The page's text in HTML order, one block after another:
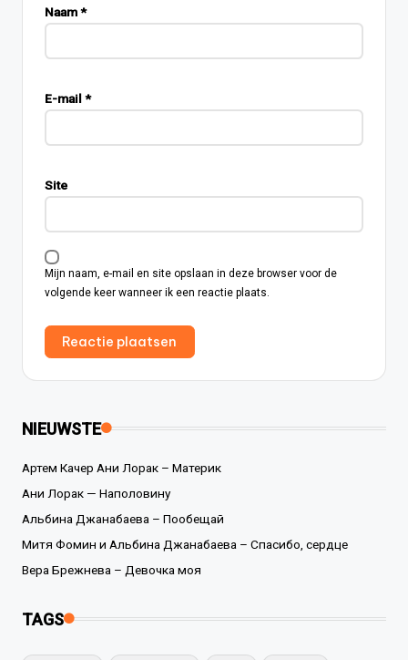
Naam*
E-mail *
Site
Mijn naam, e-mail en site opslaan in deze browser voor de
volgende keer wanneer ik een reactie plaats.
NIEUWSTE
Артем Качер Ани Лорак – Материк
Ани Лорак — Наполовину
Альбина Джанабаева – Пообещай
Митя Фомин и Альбина Джанабаева – Спасибо, сердце
Вера Брежнева – Девочка моя
TAGS